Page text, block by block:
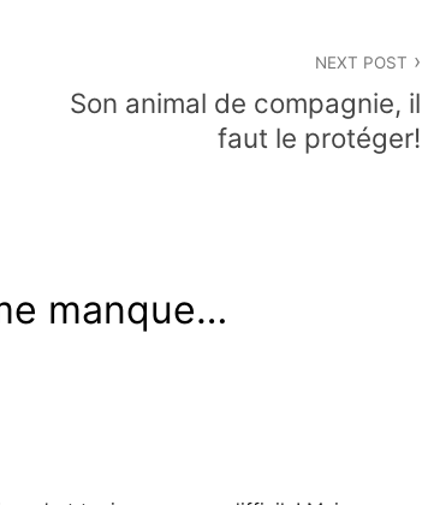
NEXT POST
Son animal de compagnie, il
faut le protéger!
manque…